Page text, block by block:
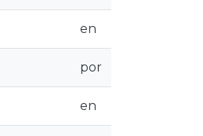
en
por
en